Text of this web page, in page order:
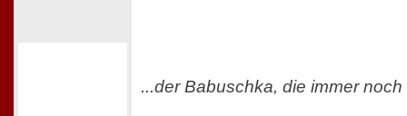
...der Babuschka, die immer